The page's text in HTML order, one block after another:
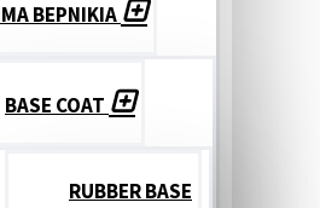
ΒΕΡΝΙΚΙΑ
BASE COAT
RUBBER BASE